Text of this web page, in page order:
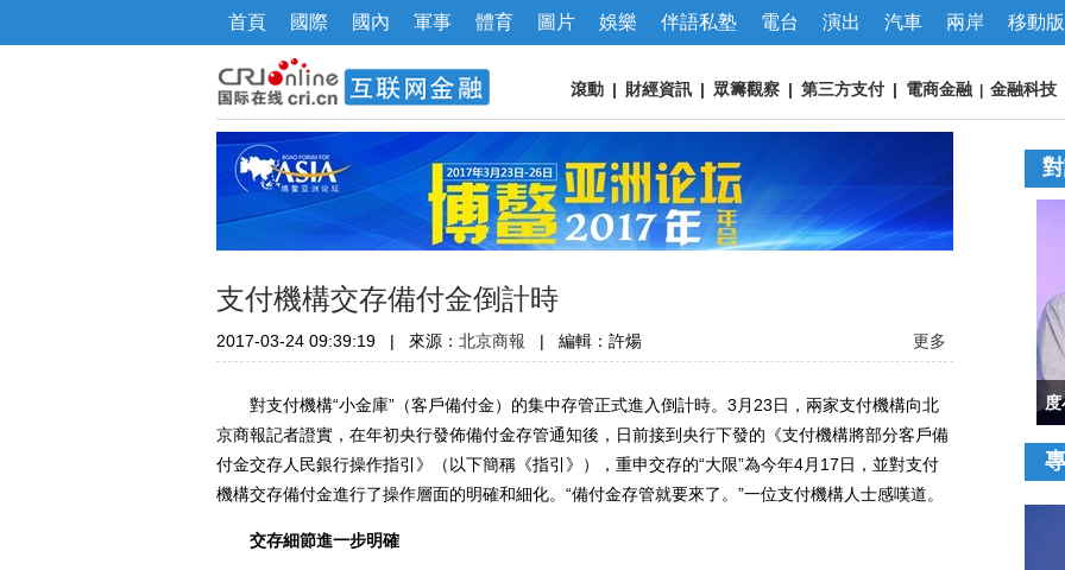
首頁 國際 國內 軍事 體育 圖片 娛樂 伴語私塾 電台 演出 汽車 兩岸 移動版
滾動 | 財經資訊 | 眾籌觀察 | 第三方支付 | 電商金融 金融科技
支付機構交存備付金倒計時
2017-03-24 09:39:19 | 來源： 北京商報 | 編輯：許煬 更多
對支付機構“小金庫”（客戶備付金）的集中存管正式進入倒計時。3月23日，兩家支付機構向北
京商報記者證實，在年初央行發佈備付金存管通知後，日前接到央行下發的《支付機構將部分客戶備
付金交存人民銀行操作指引》（以下簡稱《指引》），重申交存的“大限”為今年4月17日，並對支付
機構交存備付金進行了操作層面的明確和細化。“備付金存管就要來了。”一位支付機構人士感嘆道。
交存細節進一步明確